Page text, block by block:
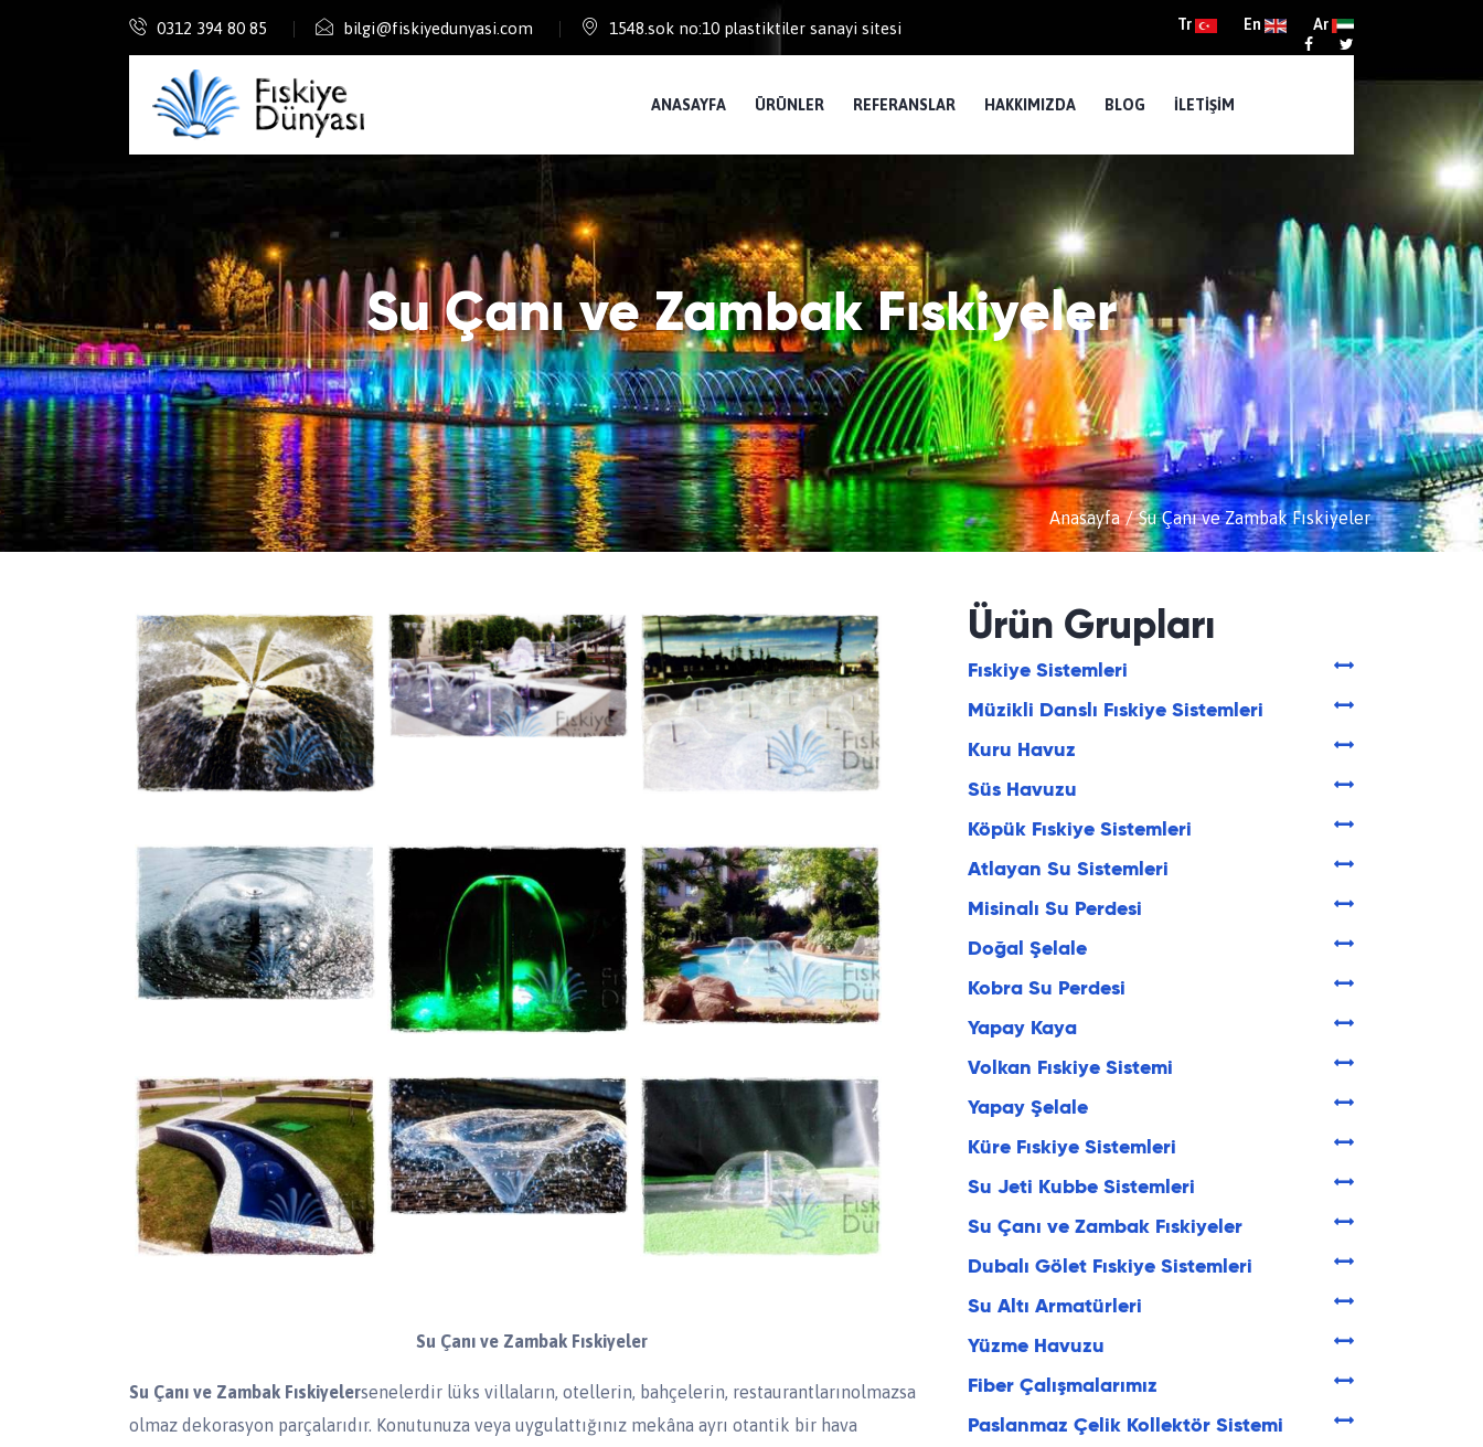
0312 394 80 85 bilgi@fiskiyedunyasi.com 1548.sok no:10 plastiktiler sanayi sitesi Tr En Ar
ANASAYFA ÜRÜNLER REFERANSLAR HAKKIMIZDA BLOG İLETIŞIM
Su Çanı ve Zambak Fıskiyeler
Anasayfa Su Çanı ve Zambak Fıskiyeler
Su Çanı ve Zambak Fıskiyeler
Su Çanı ve Zambak Fıskiyelersenelerdir lüks villaların, otellerin, bahçelerin, restaurantlarınolmazsa
olmaz dekorasyon parçalarıdır. Konutunuza veya uygulattığınız mekâna ayrı otantik bir hava
Ürün Grupları
Fıskiye Sistemleri
Müzikli Danslı Fıskiye Sistemleri
Kuru Havuz
Süs Havuzu
Köpük Fıskiye Sistemleri
Atlayan Su Sistemleri
Misinalı Su Perdesi
Doğal Şelale
Kobra Su Perdesi
Yapay Kaya
Volkan Fıskiye Sistemi
Yapay Şelale
Küre Fıskiye Sistemleri
Su Jeti Kubbe Sistemleri
Su Çanı ve Zambak Fıskiyeler
Dubalı Gölet Fıskiye Sistemleri
Su Altı Armatürleri
Yüzme Havuzu
Fiber Çalışmalarımız
Paslanmaz Çelik Kollektör Sistemi